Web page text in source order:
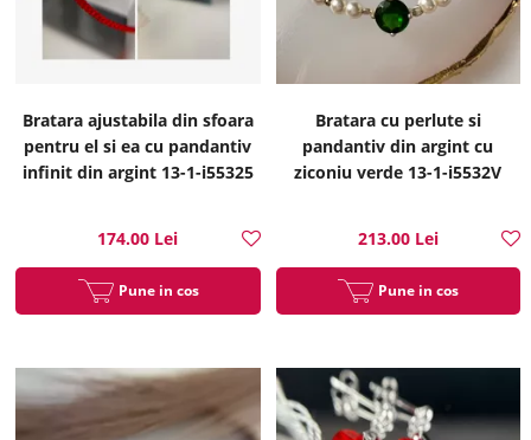
Bratara ajustabila din sfoara
pentru el si ea cu pandantiv
infinit din argint 13-1-i55325
174.00 Lei
Pune in cos
Bratara cu perlute si
pandantiv din argint cu
ziconiu verde 13-1-i5532V
213.00 Lei
Pune in cos